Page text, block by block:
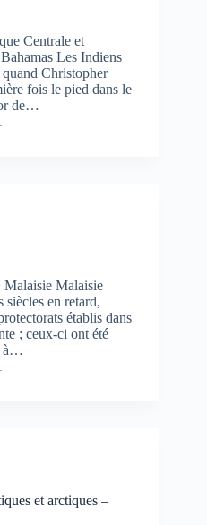
Centrale et
Les Indiens
Christopher
fois le pied dans le
de…
Malaisie Malaisie
siècles en retard,
établis dans
; ceux-ci ont été
à…
et arctiques –